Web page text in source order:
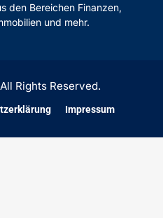
den Bereichen Finanzen,
und mehr.
Rights Reserved.
Impressum